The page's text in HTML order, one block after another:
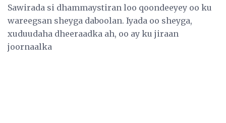
Sawirada si dhammaystiran loo qoondeeyey oo ku
wareegsan sheyga daboolan. Iyada oo sheyga,
xuduudaha dheeraadka ah, oo ay ku jiraan
joornaalka